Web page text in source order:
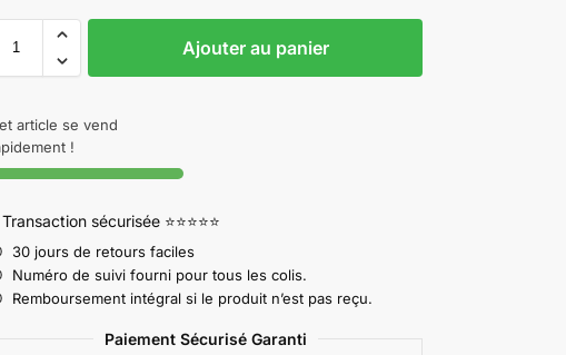
Ajouter au panier
article se vend
!
Transaction sécurisée ⭐⭐⭐⭐⭐
30 jours de retours faciles
Numéro de suivi fourni pour tous les colis.
Remboursement intégral si le produit n’est pas reçu.
Paiement Sécurisé Garanti